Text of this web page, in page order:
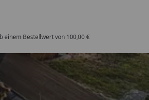
einem Bestellwert von 100,00 €
Trusted Shops